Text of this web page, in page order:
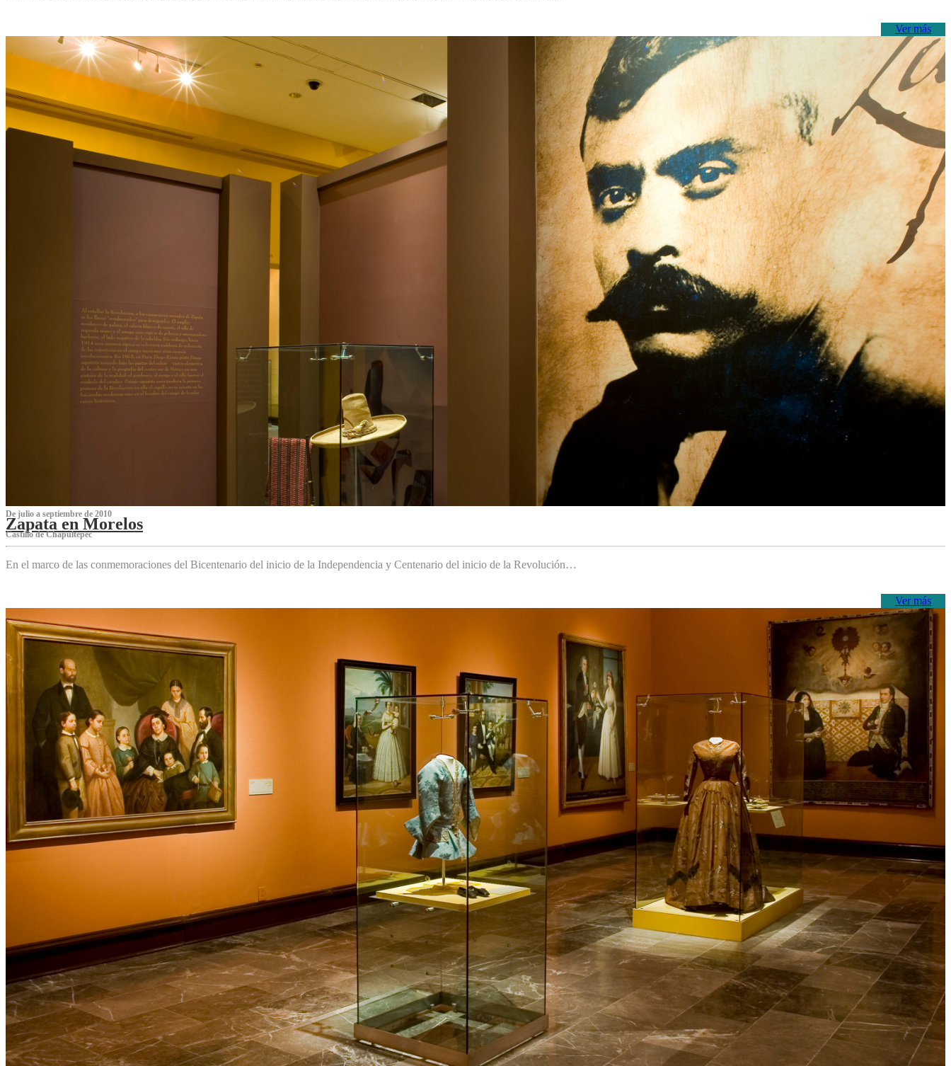
Ver más
De julio a septiembre de 2010
Zapata en Morelos
Castillo de Chapultepec
En el marco de las conmemoraciones del Bicentenario del inicio de la Independencia y Centenario del inicio de la Revolución…
Ver más